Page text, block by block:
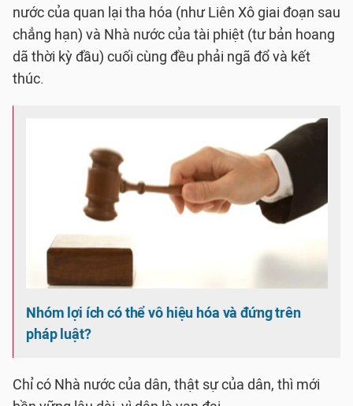
nước của quan lại tha hóa (như Liên Xô giai đoạn sau
chẳng hạn) và Nhà nước của tài phiệt (tư bản hoang
dã thời kỳ đầu) cuối cùng đều phải ngã đổ và kết
thúc.
Nhóm lợi ích có thể vô hiệu hóa và đứng trên
pháp luật?
Chỉ có Nhà nước của dân, thật sự của dân, thì mới